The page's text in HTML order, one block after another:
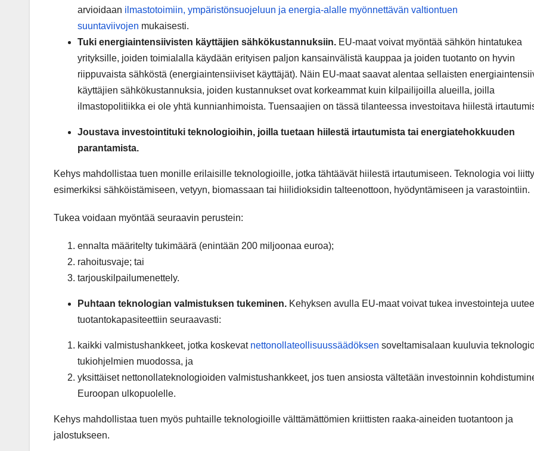
arvioidaan ilmastotoimiin, ympäristönsuojeluun ja energia-alalle myönnettävän valtiontuen
suuntaviivojen mukaisesti.
Tuki energiaintensiivisten käyttäjien sähkökustannuksiin. EU-maat voivat myöntää sähkön hintatukea
yrityksille, joiden toimialalla käydään erityisen paljon kansainvälistä kauppaa ja joiden tuotanto on hyvin
riippuvaista sähköstä (energiaintensiiviset käyttäjät). Näin EU-maat saavat alentaa sellaisten
käyttäjien sähkökustannuksia, joiden kustannukset ovat korkeammat kuin kilpailijoilla alueilla, joilla
ilmastopolitiikka ei ole yhtä kunnianhimoista. Tuensaajien on tässä tilanteessa investoitava hiilestä
Joustava investointituki teknologioihin, joilla tuetaan hiilestä irtautumista tai energiatehokkuuden
parantamista.
Kehys mahdollistaa tuen monille erilaisille teknologioille, jotka tähtäävät hiilestä irtautumiseen. Teknologia voi
esimerkiksi sähköistämiseen, vetyyn, biomassaan tai hiilidioksidin talteenottoon, hyödyntämiseen ja varastointiin.
Tukea voidaan myöntää seuraavin perustein:
ennalta määritelty tukimäärä (enintään 200 miljoonaa euroa);
rahoitusvaje; tai
tarjouskilpailumenettely.
Puhtaan teknologian valmistuksen tukeminen. Kehyksen avulla EU-maat voivat tukea investointeja
tuotantokapasiteettiin seuraavasti:
kaikki valmistushankkeet, jotka koskevat nettonollateollisuussäädöksen soveltamisalaan kuuluvia
tukiohjelmien muodossa, ja
yksittäiset nettonollateknologioiden valmistushankkeet, jos tuen ansiosta vältetään investoinnin
Euroopan ulkopuolelle.
Kehys mahdollistaa tuen myös puhtaille teknologioille välttämättömien kriittisten raaka-aineiden tuotantoon ja
jalostukseen.